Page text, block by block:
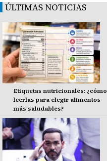
ÚLTIMAS NOTICIAS
Etiquetas nutricionales: ¿cómo
leerlas para elegir alimentos
más saludables?